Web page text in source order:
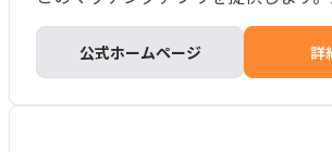
ターと内装を本部の支援で導入し、
ペースで出店できます。予約とキャン
リで完結し、無人時間帯は予約者限
室、防犯カメラ、セコムの緊急対応
す。機器トラブル時はコールセンタ
公式ホームページ 詳